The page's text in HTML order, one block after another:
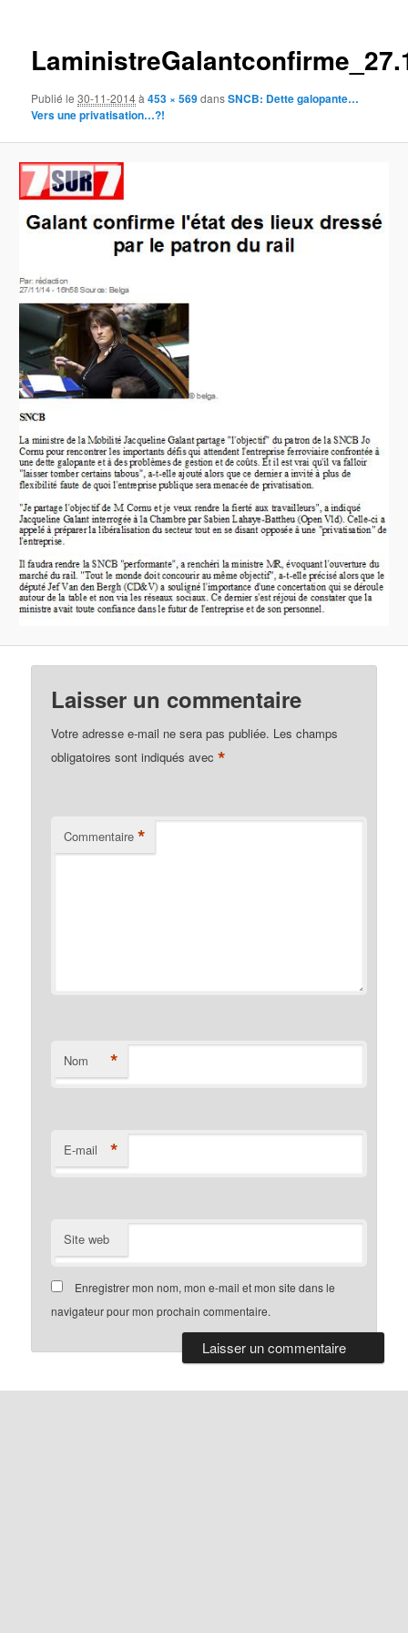
Publié le30-11-2014à453 × 569dansSNCB: Dette galopante…
Vers une privatisation…?!
Laisser un commentaire
Votre adresse e-mail ne sera pas publiée. Les champs
obligatoires sont indiqués avec*
Commentaire *
Nom *
E-mail *
Site web
Enregistrer mon nom, mon e-mail et mon site dans le
navigateur pour mon prochain commentaire.